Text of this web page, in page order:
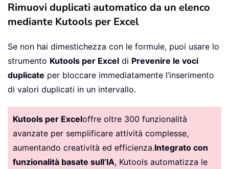
Rimuovi duplicati automatico da un elenco
mediante Kutools per Excel
Se non hai dimestichezza con le formule, puoi usare lo
strumento Kutools per Excel di Prevenire le voci
duplicate per bloccare immediatamente l’inserimento
di valori duplicati in un intervallo.
Kutools per Exceloffre oltre 300 funzionalità
avanzate per semplificare attività complesse,
aumentando creatività ed efficienza.Integrato con
funzionalità basate sull’IA, Kutools automatizza le